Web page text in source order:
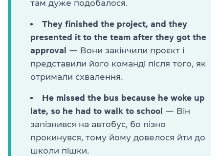
там дуже подобалося.
They finished the project, and they
presented it to the team after they got the
approval
— Вони закінчили проєкт і
представили його команді після того, як
отримали схвалення.
He missed the bus because he woke up
late, so he had to walk to school
— Він
запізнився на автобус, бо пізно
прокинувся, тому йому довелося йти до
школи пішки.